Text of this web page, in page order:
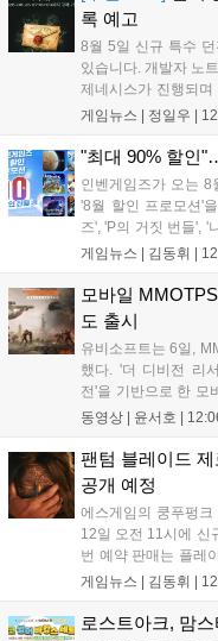
보상이 주어진다. 넷
즐길 거리를 제공할
록 예고
8월 5일 신규 특수
있습니다. 개발자 노
제네시스가 진행되
등이 예고되었습니다
다....
게임뉴스 | 정일우
"최대 90% 할인
인벤게임즈가 오는
'8월 할인 프로모션'
즈', 'P의 거짓 번들', '
'아랑전설 시티 오브
론 네이버페이 포인
공식 네이버 스마트
게임뉴스 | 김동휘
모바일
도 출시
유비소프트는 6일,
했다. '더 디비전 리
전'을 기반으로 한 모
사이의 시기를 배경
의 디비전 요원이 되
동영상 | 윤서호
팬텀 블레이드
공개 예정
에스게임의 쿵푸펑크
12일 오전 11시에 신
번 예약 판매는 플레
진행되며, 개발이 완
콤보 액션과 세미 오
게임뉴스 | 김동휘
로스트아크, 맘